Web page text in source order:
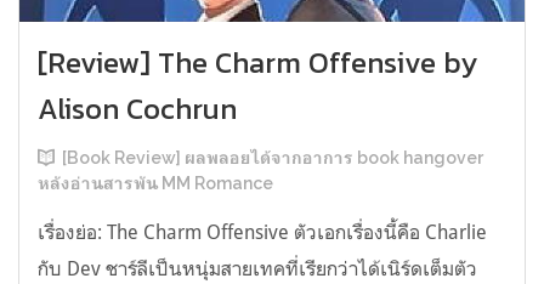
[Review] The Charm Offensive by
Alison Cochrun
[Book Review] ผลพลอยได้จากอาการ book hangover
หลังอ่านสารพัน MM Romance
เรื่องย่อ: The Charm Offensive ตัวเอกเรื่องนี้คือ Charlie
กับ Dev ชาร์ลีเป็นหนุ่มสายเทคที่เรียกว่าได้เนิร์ดเต็มตัว